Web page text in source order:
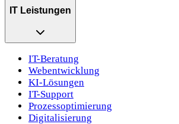
IT Leistungen
IT-Beratung
Webentwicklung
KI-Lösungen
IT-Support
Prozessoptimierung
Digitalisierung